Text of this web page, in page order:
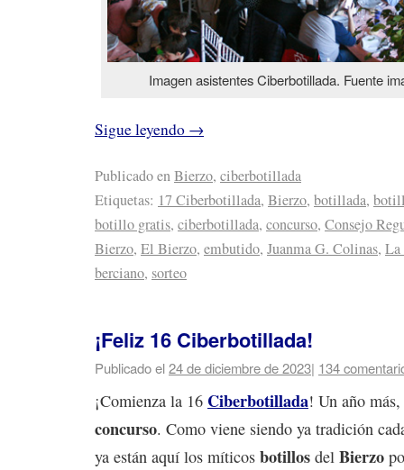
Imagen asistentes Ciberbotillada. Fuente
Sigue leyendo →
Publicado enBierzo, ciberbotillada
Etiquetas: 17 Ciberbotillada, Bierzo, botillada,
botillo gratis, ciberbotillada, concurso, Consejo
Bierzo, El Bierzo, embutido, Juanma G. Colinas, La
berciano, sorteo
¡Feliz 16 Ciberbotillada!
Publicado el24 de diciembre de 2023| 134
¡Comienza la 16 Ciberbotillada! Un año
concurso. Como viene siendo ya tradición
ya están aquí los míticos botillos del Bierzo